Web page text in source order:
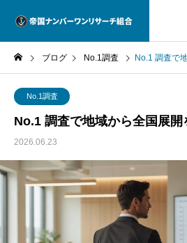
ブログ No.1調査 No.1 調査で
No.1調査
No.1 調査で地域から全国展開
2026.06.23